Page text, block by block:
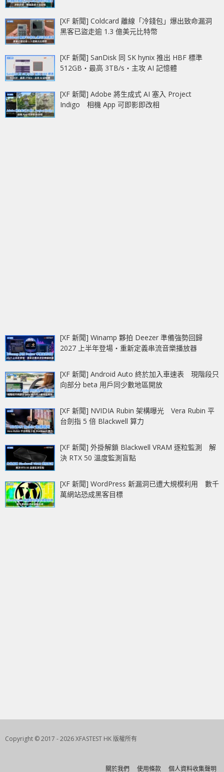
[XF 新聞] Coldcard 離線「冷錢包」爆出致命漏洞
黑客已盜走逾 1.3 億美元比特幣
[XF 新聞] SanDisk 同 SK hynix 推出 HBF 標準
512GB‧最高 3TB/s‧主攻 AI 記憶體
[XF 新聞] Adobe 將生成式 AI 塞入 Project
Indigo 相機 App 可即影即改相
[XF 新聞] Winamp 夥拍 Deezer 準備強勢回歸
2027 上半年登場‧重新定義串流音樂播放器
[XF 新聞] Android Auto 終於加入車速表 現階段只
向部分 beta 用戶同少數地區開放
[XF 新聞] NVIDIA Rubin 架構曝光 Vera Rubin 平
台劍指 5 倍 Blackwell 算力
[XF 新聞] 外掛解鎖 Blackwell VRAM 逐粒監測 解
決 RTX 50 溫度監測盲點
[XF 新聞] WordPress 新漏洞已遭大規模利用 數千
萬網站恐成黑客目標
Copyright © 2017 - 2026 XFASTEST HK 版權所有
關於我們 使用條款 個人資料收集聲明